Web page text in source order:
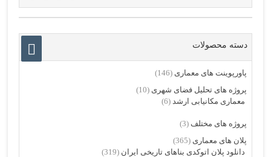
دسته محصولات
پاورپوینت های معماری (146)
پروژه های تحلیل فضای شهری (10)
معماری مکانیابی ارشد (6)
پروژه های مختلف (3)
پلان های معماری (365)
دانلود پلان اتوکدی بناهای تاریخی ایران (319)